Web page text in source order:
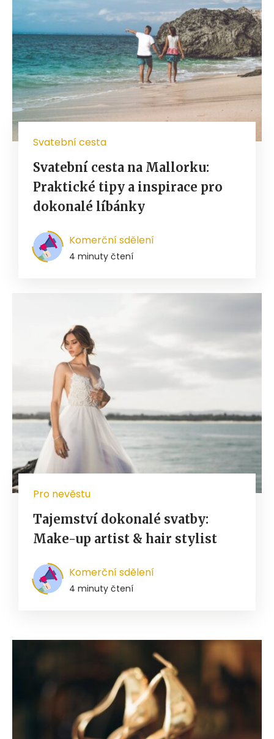
Svatební cesta
Svatební cesta na Mallorku:
Praktické tipy a inspirace pro
dokonalé líbánky
Komerční sdělení
4 minuty čtení
Pro nevěstu
Tajemství dokonalé svatby:
Make-up artist & hair stylist
Komerční sdělení
4 minuty čtení